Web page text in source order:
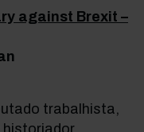
against Brexit –
trabalhista,